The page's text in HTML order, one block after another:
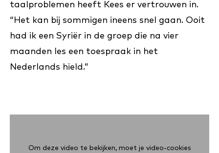
taalproblemen heeft Kees er vertrouwen in.
“Het kan bij sommigen ineens snel gaan. Ooit
had ik een Syriër in de groep die na vier
maanden les een toespraak in het
Nederlands hield.”
Om deze video te bekijken, moet je video-cookies